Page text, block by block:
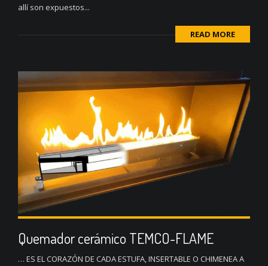
allí son expuestos...
READ MORE
Quemador cerámico TEMCO-FLAME
… ES EL CORAZÓN DE CADA ESTUFA, INSERTABLE O CHIMENEA A